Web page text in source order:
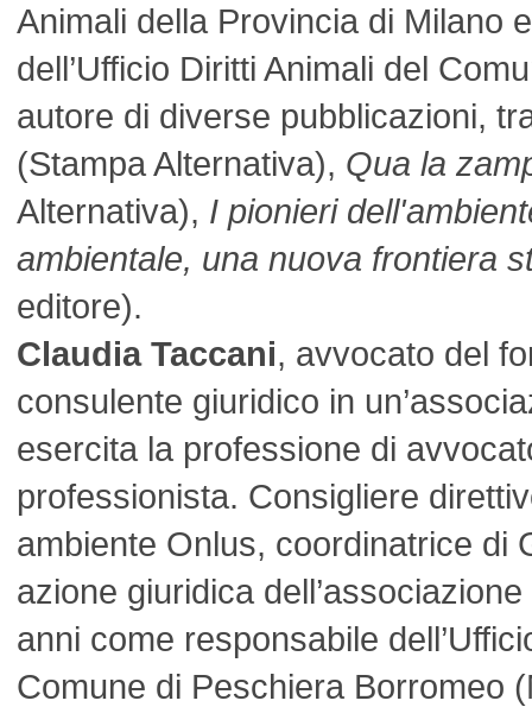
Animali della Provincia di Milano
dell’Ufficio Diritti Animali del
autore di diverse pubblicazioni,
(Stampa Alternativa), Qua la
Alternativa), I pionieri
ambientale, una nuova frontiera
editore).
Claudia Taccani, avvocato del
consulente giuridico in
esercita la professione di
professionista. Consigliere
ambiente Onlus, coordinatrice di
azione giuridica
anni come responsabile
Comune di Peschiera Borromeo